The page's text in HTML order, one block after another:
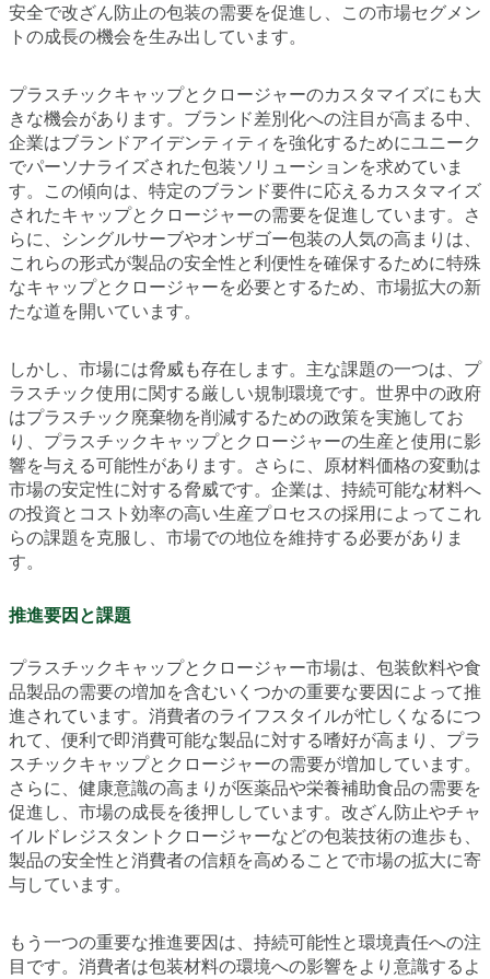
安全で改ざん防止の包装の需要を促進し、この市場セグメン
トの成長の機会を生み出しています。
プラスチックキャップとクロージャーのカスタマイズにも大
きな機会があります。ブランド差別化への注目が高まる中、
企業はブランドアイデンティティを強化するためにユニーク
でパーソナライズされた包装ソリューションを求めていま
す。この傾向は、特定のブランド要件に応えるカスタマイズ
されたキャップとクロージャーの需要を促進しています。さ
らに、シングルサーブやオンザゴー包装の人気の高まりは、
これらの形式が製品の安全性と利便性を確保するために特殊
なキャップとクロージャーを必要とするため、市場拡大の新
たな道を開いています。
しかし、市場には脅威も存在します。主な課題の一つは、プ
ラスチック使用に関する厳しい規制環境です。世界中の政府
はプラスチック廃棄物を削減するための政策を実施してお
り、プラスチックキャップとクロージャーの生産と使用に影
響を与える可能性があります。さらに、原材料価格の変動は
市場の安定性に対する脅威です。企業は、持続可能な材料へ
の投資とコスト効率の高い生産プロセスの採用によってこれ
らの課題を克服し、市場での地位を維持する必要がありま
す。
推進要因と課題
プラスチックキャップとクロージャー市場は、包装飲料や食
品製品の需要の増加を含むいくつかの重要な要因によって推
進されています。消費者のライフスタイルが忙しくなるにつ
れて、便利で即消費可能な製品に対する嗜好が高まり、プラ
スチックキャップとクロージャーの需要が増加しています。
さらに、健康意識の高まりが医薬品や栄養補助食品の需要を
促進し、市場の成長を後押ししています。改ざん防止やチャ
イルドレジスタントクロージャーなどの包装技術の進歩も、
製品の安全性と消費者の信頼を高めることで市場の拡大に寄
与しています。
もう一つの重要な推進要因は、持続可能性と環境責任への注
目です。消費者は包装材料の環境への影響をより意識するよ